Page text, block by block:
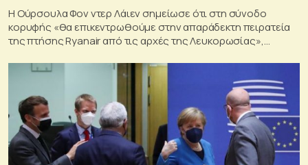
Η Ούρσουλα Φον ντερ Λάιεν σημείωσε ότι στη σύνοδο
κορυφής «θα επικεντρωθούμε στην απαράδεκτη πειρατεία
της πτήσης Ryanair από τις αρχές της Λευκορωσίας»,